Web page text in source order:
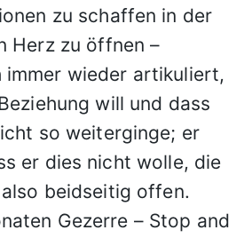
zu schaffen in der
Herz zu öffnen –
immer wieder artikuliert,
will und dass
so weiterginge; er
er dies nicht wolle, die
beidseitig offen.
Gezerre – Stop and